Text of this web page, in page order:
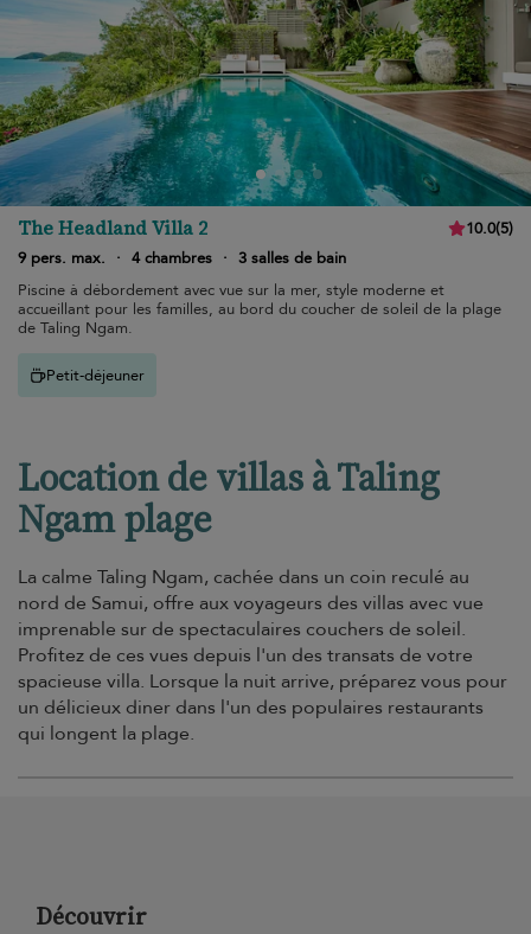
The Headland Villa 2 10.0(5)
9 pers. max.
· 4 chambres · 3 salles de bain
Piscine à débordement avec vue sur la mer, style moderne et
accueillant pour les familles, au bord du coucher de soleil de la plage
de Taling Ngam.
Petit-déjeuner
Location de villas à Taling
Ngam plage
La calme Taling Ngam, cachée dans un coin reculé au
nord de Samui, offre aux voyageurs des villas avec vue
imprenable sur de spectaculaires couchers de soleil.
Profitez de ces vues depuis l'un des transats de votre
spacieuse villa. Lorsque la nuit arrive, préparez vous pour
un délicieux diner dans l'un des populaires restaurants
qui longent la plage.
Découvrir